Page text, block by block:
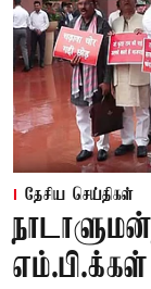
தேசிய செய்திகள்